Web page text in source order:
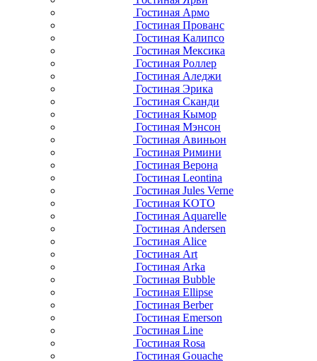
Гостиная Армо
Гостиная Прованс
Гостиная Калипсо
Гостиная Мексика
Гостиная Роллер
Гостиная Аледжи
Гостиная Эрика
Гостиная Сканди
Гостиная Кымор
Гостиная Мэнсон
Гостиная Авиньон
Гостиная Римини
Гостиная Верона
Гостиная Leontina
Гостиная Jules Verne
Гостиная KOTO
Гостиная Aquarelle
Гостиная Andersen
Гостиная Alice
Гостиная Art
Гостиная Arka
Гостиная Bubble
Гостиная Ellipse
Гостиная Berber
Гостиная Emerson
Гостиная Line
Гостиная Rosa
Гостиная Gouache